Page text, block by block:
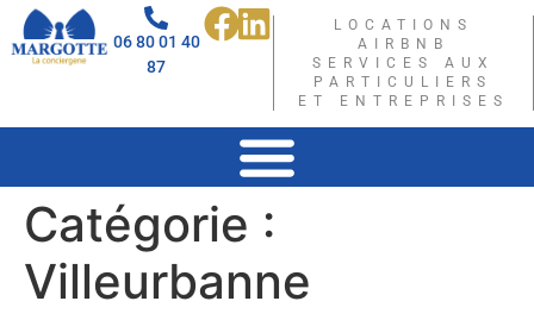
06 80 01 40
87
LOCATIONS
AIRBNB
SERVICES AUX
PARTICULIERS
ET ENTREPRISES
Catégorie :
Villeurbanne